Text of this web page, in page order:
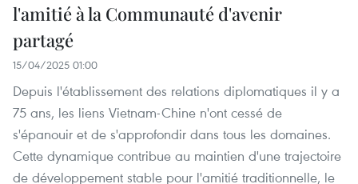
l'amitié à la Communauté d'avenir
partagé
15/04/2025 01:00
Depuis l'établissement des relations diplomatiques il y a
75 ans, les liens Vietnam-Chine n'ont cessé de
s'épanouir et de s'approfondir dans tous les domaines.
Cette dynamique contribue au maintien d'une trajectoire
de développement stable pour l'amitié traditionnelle, le